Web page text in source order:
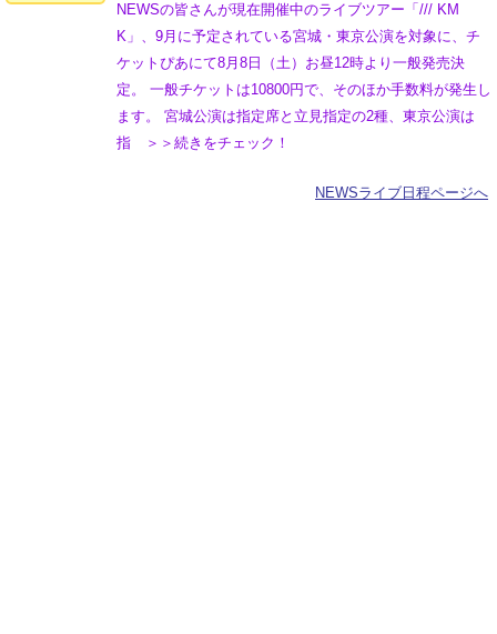
NEWSの皆さんが現在開催中のライブツアー「/// KM
K」、9月に予定されている宮城・東京公演を対象に、チ
ケットぴあにて8月8日（土）お昼12時より一般発売決
定。 一般チケットは10800円で、そのほか手数料が発生し
ます。 宮城公演は指定席と立見指定の2種、東京公演は
指 ＞＞続きをチェック！
NEWSライブ日程ページへ